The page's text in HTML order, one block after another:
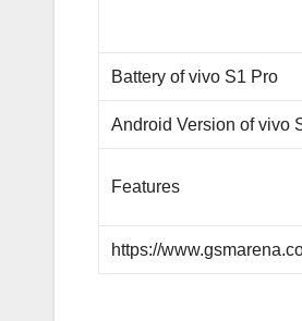
Battery of vivo S1 Pro
Android Version of vivo
Features
https://